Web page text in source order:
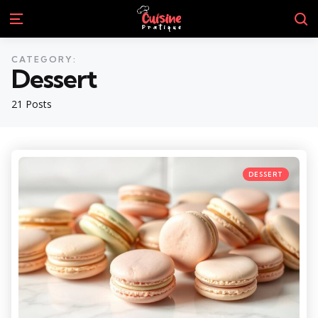
Menu
21 Posts
CATEGORY:
Dessert
Categories
Posted
in
DESSERT